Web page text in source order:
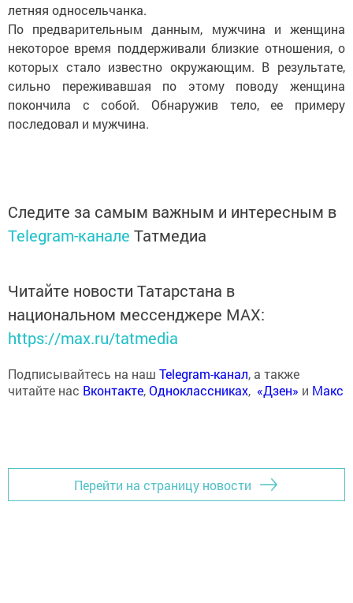
летняя односельчанка.
По предварительным данным, мужчина и женщина
некоторое время поддерживали близкие отношения, о
которых стало известно окружающим. В результате,
сильно переживавшая по этому поводу женщина
покончила с собой. Обнаружив тело, ее примеру
последовал и мужчина.
Следите за самым важным и интересным в
Telegram-канале Татмедиа
Читайте новости Татарстана в
национальном мессенджере MАХ:
https://max.ru/tatmedia
Подписывайтесь на наш Telegram-канал, а также
читайте нас Вконтакте,Одноклассниках, «Дзен» и Макс
Перейти на страницу новости